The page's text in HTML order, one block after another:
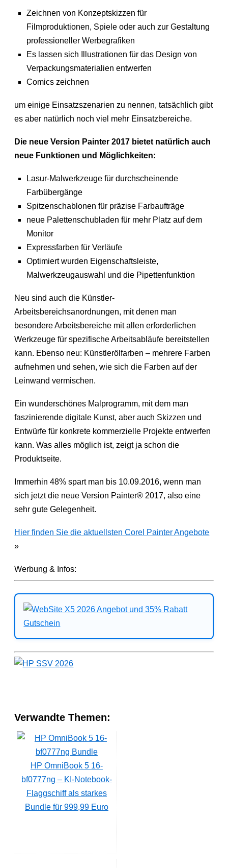
Zeichnen von Konzeptskizzen für
Filmproduktionen, Spiele oder auch zur Gestaltung
professioneller Werbegrafiken
Es lassen sich Illustrationen für das Design von
Verpackungsmaterialien entwerfen
Comics zeichnen
um einige Einsatzszenarien zu nennen, tatsächlich gibt
es aber natürlich noch viel mehr Einsatzbereiche.
Die neue Version Painter 2017 bietet natürlich auch
neue Funktionen und Möglichkeiten:
Lasur-Malwerkzeuge für durchscheinende
Farbübergänge
Spitzenschablonen für präzise Farbaufträge
neue Palettenschubladen für mehr Platz auf dem
Monitor
Expressfarben für Verläufe
Optimiert wurden Eigenschaftsleiste,
Malwerkzeugauswahl und die Pipettenfunktion
Neu sind auch die Künstler-
Arbeitsbereichsanordnungen, mit denen man
besondere Arbeitsbereiche mit allen erforderlichen
Werkzeuge für spezifische Arbeitsabläufe bereitstellen
kann. Ebenso neu: Künstlerölfarben – mehrere Farben
aufnehmen und sehen, wie sich die Farben auf der
Leinwand vermischen.
Ein wunderschönes Malprogramm, mit dem man
faszinierende digitale Kunst, aber auch Skizzen und
Entwürfe für konkrete kommerzielle Projekte entwerfen
kann. Was alles möglich ist, zeigt ja schon die
Produktseite.
Immerhin 48% spart man bis 10.09.2016, wenn man
sich jetzt die neue Version Painter® 2017, also eine
sehr gute Gelegenheit.
Hier finden Sie die aktuellsten Corel Painter Angebote
»
Werbung & Infos:
Verwandte Themen:
HP OmniBook 5 16-
bf0777ng – KI-Notebook-
Flaggschiff als starkes
Bundle für 999,99 Euro